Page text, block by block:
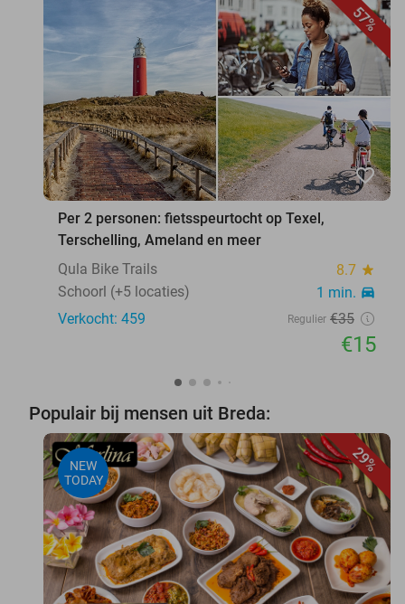
57%
favorite_border
Per 2 personen: fietsspeurtocht op Texel,
Terschelling, Ameland en meer
Qula Bike Trails
8.7 star
Schoorl (+5 locaties) 1 min. directions_car
Verkocht: 459 Regulier €35
€15
Populair bij mensen uit Breda:
29%
NEW
TODAY